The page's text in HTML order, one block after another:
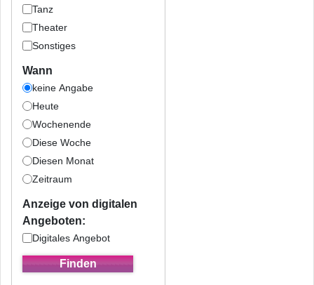
Tanz
Theater
Sonstiges
Wann
keine Angabe
Heute
Wochenende
Diese Woche
Diesen Monat
Zeitraum
Anzeige von digitalen
Angeboten:
Digitales Angebot